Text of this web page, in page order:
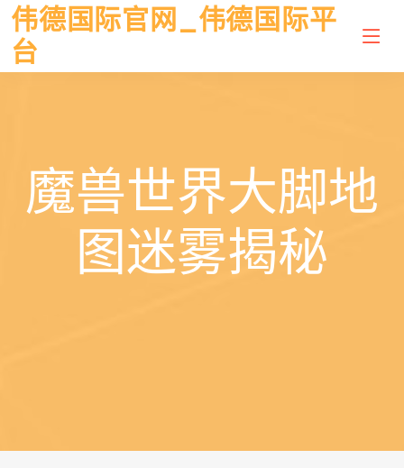
伟德国际官网_伟德国际平
台
魔兽世界大脚地
图迷雾揭秘